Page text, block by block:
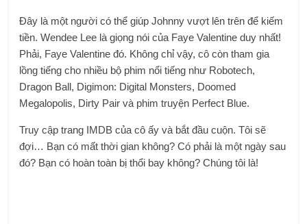
Đây là một người có thể giúp Johnny vượt lên trên để kiếm
tiền. Wendee Lee là giọng nói của Faye Valentine duy nhất!
Phải, Faye Valentine đó. Không chỉ vậy, cô còn tham gia
lồng tiếng cho nhiều bộ phim nổi tiếng như Robotech,
Dragon Ball, Digimon: Digital Monsters, Doomed
Megalopolis, Dirty Pair và phim truyện Perfect Blue.
Truy cập trang IMDB của cô ấy và bắt đầu cuộn. Tôi sẽ
đợi… Bạn có mất thời gian không? Có phải là một ngày sau
đó? Bạn có hoàn toàn bị thổi bay không? Chúng tôi là!